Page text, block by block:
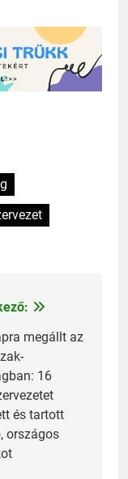
megállt az
16
és tartott
országos